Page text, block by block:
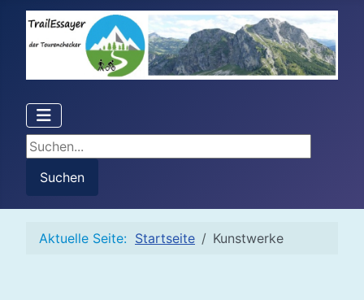
Suchen...
Suchen
Aktuelle Seite: Startseite Kunstwerke